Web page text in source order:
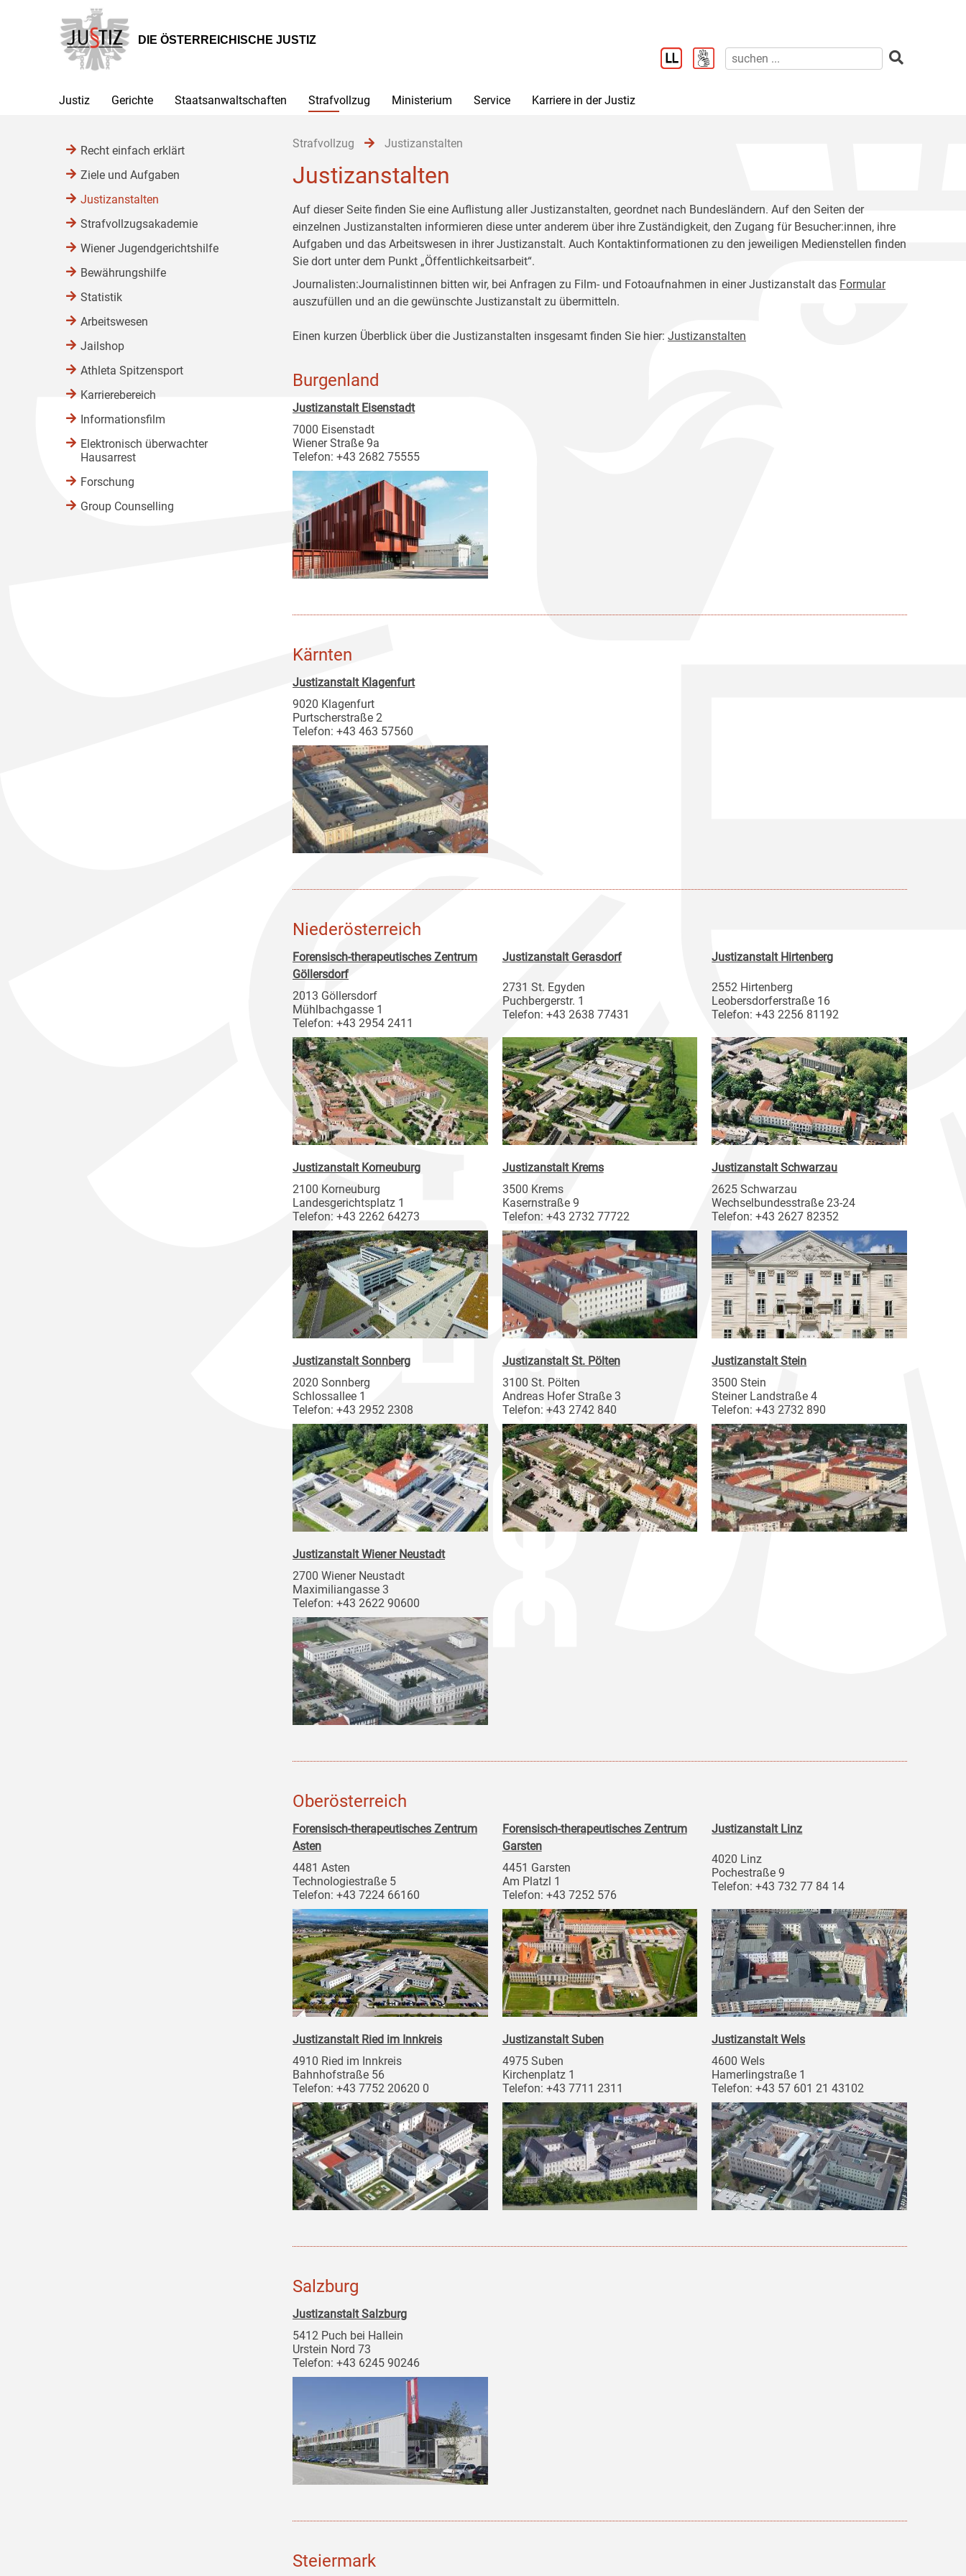
Hauptnavigation
[1]
Inhalt
[2]
Untermenü
[3]
DIE ÖSTERREICHISCHE JUSTIZ
Justiz Gerichte Staatsanwaltschaften Strafvollzug Ministerium Service Karriere in der Justiz
Strafvollzug Justizanstalten
Justizanstalten
Auf dieser Seite finden Sie eine Auflistung aller Justizanstalten, geordnet nach Bundesländern. Auf den Seiten der
einzelnen Justizanstalten informieren diese unter anderem über ihre Zuständigkeit, den Zugang für Besucher:innen, ihre
Aufgaben und das Arbeitswesen in ihrer Justizanstalt. Auch Kontaktinformationen zu den jeweiligen Medienstellen finden
Sie dort unter dem Punkt „Öffentlichkeitsarbeit“.
Journalisten:Journalistinnen bitten wir, bei Anfragen zu Film- und Fotoaufnahmen in einer Justizanstalt das Formular
auszufüllen und an die gewünschte Justizanstalt zu übermitteln.
Einen kurzen Überblick über die Justizanstalten insgesamt finden Sie hier: Justizanstalten
Burgenland
Justizanstalt Eisenstadt
7000 Eisenstadt
Wiener Straße 9a
Telefon: +43 2682 75555
Kärnten
Justizanstalt Klagenfurt
9020 Klagenfurt
Purtscherstraße 2
Telefon: +43 463 57560
Niederösterreich
Forensisch-therapeutisches Zentrum
Göllersdorf
2013 Göllersdorf
Mühlbachgasse 1
Telefon: +43 2954 2411
Justizanstalt Gerasdorf
2731 St. Egyden
Puchbergerstr. 1
Telefon: +43 2638 77431
Justizanstalt Hirtenberg
2552 Hirtenberg
Leobersdorferstraße 16
Telefon: +43 2256 81192
Justizanstalt Korneuburg
2100 Korneuburg
Landesgerichtsplatz 1
Telefon: +43 2262 64273
Justizanstalt Krems
3500 Krems
Kasernstraße 9
Telefon: +43 2732 77722
Justizanstalt Schwarzau
2625 Schwarzau
Wechselbundesstraße 23-24
Telefon: +43 2627 82352
Justizanstalt Sonnberg
2020 Sonnberg
Schlossallee 1
Telefon: +43 2952 2308
Justizanstalt St. Pölten
3100 St. Pölten
Andreas Hofer Straße 3
Telefon: +43 2742 840
Justizanstalt Stein
3500 Stein
Steiner Landstraße 4
Telefon: +43 2732 890
Justizanstalt Wiener Neustadt
2700 Wiener Neustadt
Maximiliangasse 3
Telefon: +43 2622 90600
Oberösterreich
Forensisch-therapeutisches Zentrum
Asten
4481 Asten
Technologiestraße 5
Telefon: +43 7224 66160
Forensisch-therapeutisches Zentrum
Garsten
4451 Garsten
Am Platzl 1
Telefon: +43 7252 576
Justizanstalt Linz
4020 Linz
Pochestraße 9
Telefon: +43 732 77 84 14
Justizanstalt Ried im Innkreis
4910 Ried im Innkreis
Bahnhofstraße 56
Telefon: +43 7752 20620 0
Justizanstalt Suben
4975 Suben
Kirchenplatz 1
Telefon: +43 7711 2311
Justizanstalt Wels
4600 Wels
Hamerlingstraße 1
Telefon: +43 57 601 21 43102
Salzburg
Justizanstalt Salzburg
5412 Puch bei Hallein
Urstein Nord 73
Telefon: +43 6245 90246
Steiermark
Recht einfach erklärt
Ziele und Aufgaben
Justizanstalten
Strafvollzugsakademie
Wiener Jugendgerichtshilfe
Bewährungshilfe
Statistik
Arbeitswesen
Jailshop
Athleta Spitzensport
Karrierebereich
Informationsfilm
Elektronisch überwachter
Hausarrest
Forschung
Group Counselling